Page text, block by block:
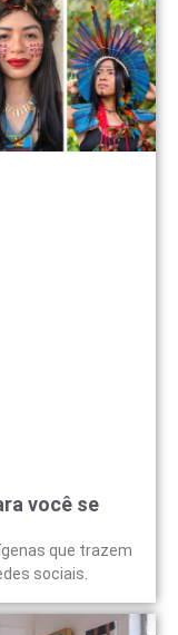
você se
que trazem
sociais.